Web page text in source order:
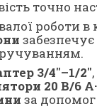
точно
роботи
3/4"–1/2"
20 В/6
за